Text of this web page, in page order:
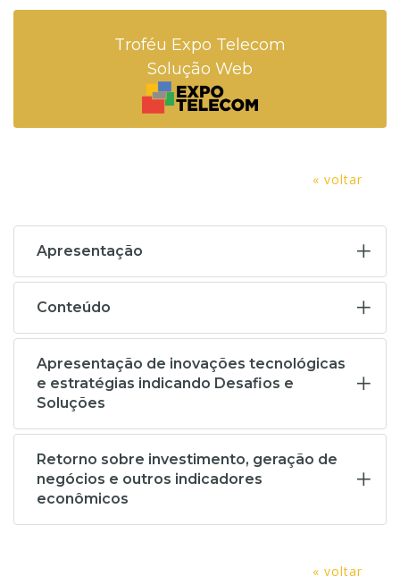
Troféu Expo Telecom
Solução Web
« voltar
Apresentação
Conteúdo
Apresentação de inovações tecnológicas
e estratégias indicando Desafios e
Soluções
Retorno sobre investimento, geração de
negócios e outros indicadores
econômicos
« voltar